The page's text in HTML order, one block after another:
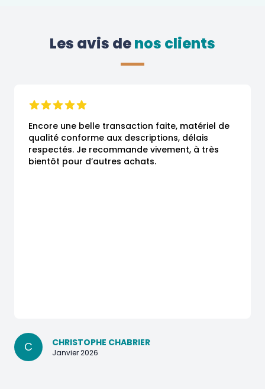
Les avis de nos clients
Encore une belle transaction faite, matériel de
qualité conforme aux descriptions, délais
respectés. Je recommande vivement, à très
bientôt pour d’autres achats.
C CHRISTOPHE CHABRIER
Janvier 2026